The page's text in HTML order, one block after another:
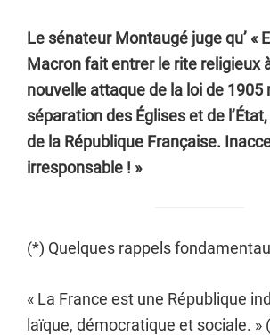
Le sénateur Montaugé juge qu’ «
Macron fait entrer le rite religieux
nouvelle attaque de la loi de 1905
séparation des Églises et de
de la République Française.
irresponsable ! »
(*) Quelques rappels
« La France est une République
laïque, démocratique et sociale. » (